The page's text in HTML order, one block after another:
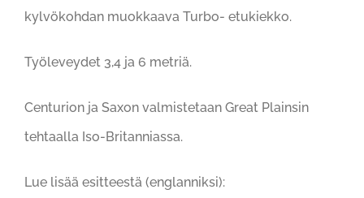
kylvökohdan muokkaava Turbo- etukiekko.
Työleveydet 3,4 ja 6 metriä.
Centurion ja Saxon valmistetaan Great Plainsin
tehtaalla Iso-Britanniassa.
Lue lisää esitteestä (englanniksi):